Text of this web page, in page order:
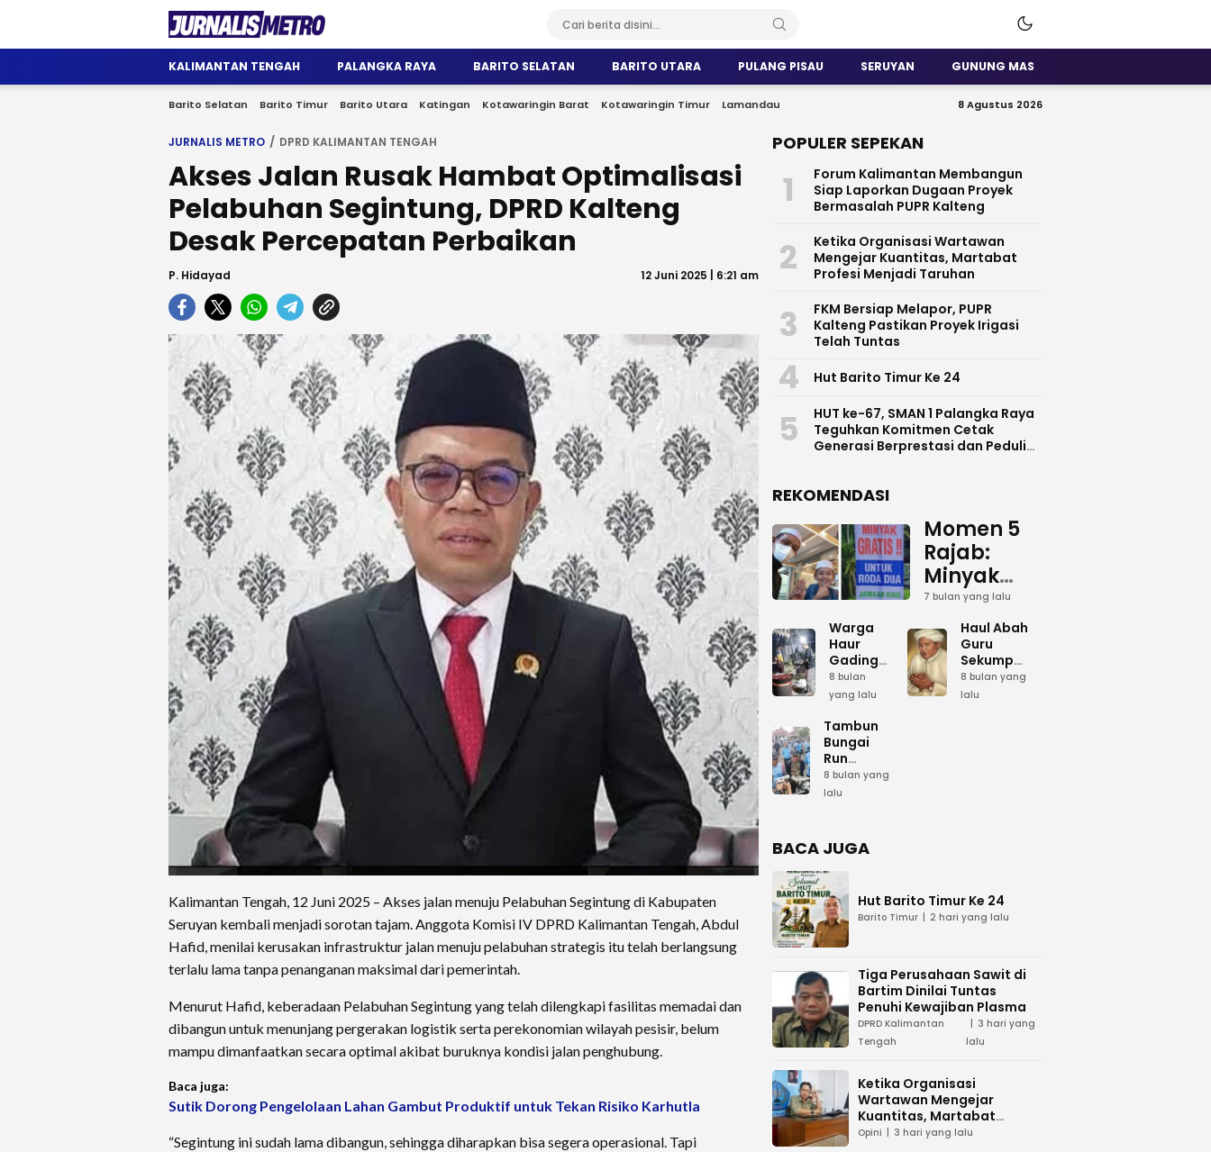
Jurnalis Metro
Satu Wadah Informasi
KALIMANTAN TENGAH PALANGKA RAYA BARITO SELATAN BARITO UTARA PULANG PISAU SERUYAN GUNUNG MAS
Barito Selatan Barito Timur Barito Utara Katingan Kotawaringin Barat Kotawaringin Timur Lamandau 8 Agustus 2026
JURNALIS METRO DPRD KALIMANTAN TENGAH
Akses Jalan Rusak Hambat Optimalisasi
Pelabuhan Segintung, DPRD Kalteng
Desak Percepatan Perbaikan
P. Hidayad 12 Juni 2025 | 6:21 am
Kalimantan Tengah, 12 Juni 2025 – Akses jalan menuju Pelabuhan Segintung di Kabupaten
Seruyan kembali menjadi sorotan tajam. Anggota Komisi IV DPRD Kalimantan Tengah, Abdul
Hafid, menilai kerusakan infrastruktur jalan menuju pelabuhan strategis itu telah berlangsung
terlalu lama tanpa penanganan maksimal dari pemerintah.
Menurut Hafid, keberadaan Pelabuhan Segintung yang telah dilengkapi fasilitas memadai dan
dibangun untuk menunjang pergerakan logistik serta perekonomian wilayah pesisir, belum
mampu dimanfaatkan secara optimal akibat buruknya kondisi jalan penghubung.
Baca juga:
Sutik Dorong Pengelolaan Lahan Gambut Produktif untuk Tekan Risiko Karhutla
“Segintung ini sudah lama dibangun, sehingga diharapkan bisa segera operasional. Tapi
POPULER SEPEKAN
1
Forum Kalimantan Membangun
Siap Laporkan Dugaan Proyek
Bermasalah PUPR Kalteng
2
Ketika Organisasi Wartawan
Mengejar Kuantitas, Martabat
Profesi Menjadi Taruhan
3
FKM Bersiap Melapor, PUPR
Kalteng Pastikan Proyek Irigasi
Telah Tuntas
4 Hut Barito Timur Ke 24
5
HUT ke-67, SMAN 1 Palangka Raya
Teguhkan Komitmen Cetak
Generasi Berprestasi dan Peduli
REKOMENDASI
Momen 5
Rajab:
Minyak
Gratis
dan Cinta
yang
Terus
Mengalir
7 bulan yang lalu
Warga
Haur
Gading
Siapkan
Bumbu
Umum
Sambut 5
Rajab di
Sekumpul
8 bulan
yang lalu
Haul Abah
Guru
Sekumpul:
Ketika
Lautan
8 bulan yang
lalu
Tambun
Bungai
Run
Meriahkan
Hari Bela
Juang TNI
AD di
Palangka
Raya
8 bulan yang
lalu
BACA JUGA
Hut Barito Timur Ke 24
Barito Timur 2 hari yang lalu
Tiga Perusahaan Sawit di
Bartim Dinilai Tuntas
Penuhi Kewajiban Plasma
DPRD Kalimantan
Tengah
3 hari yang
lalu
Ketika Organisasi
Wartawan Mengejar
Kuantitas, Martabat
Profesi Menjadi Taruhan
Opini 3 hari yang lalu